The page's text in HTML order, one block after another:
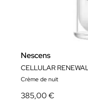
Nescens
CELLULAR
Crème de nuit
385,00 €